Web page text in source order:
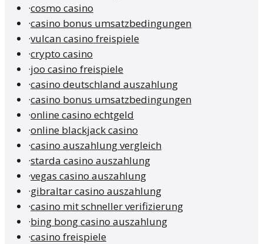
·cosmo casino
·casino bonus umsatzbedingungen
·vulcan casino freispiele
·crypto casino
·joo casino freispiele
·casino deutschland auszahlung
·casino bonus umsatzbedingungen
·online casino echtgeld
·online blackjack casino
·casino auszahlung vergleich
·starda casino auszahlung
·vegas casino auszahlung
·gibraltar casino auszahlung
·casino mit schneller verifizierung
·bing bong casino auszahlung
·casino freispiele